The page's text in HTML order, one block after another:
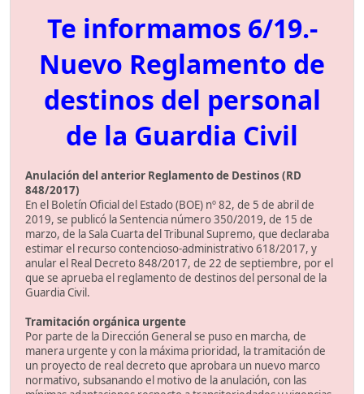
Te informamos 6/19.-
Nuevo Reglamento de
destinos del personal
de la Guardia Civil
Anulación del anterior Reglamento de Destinos (RD
848/2017)
En el Boletín Oficial del Estado (BOE) nº 82, de 5 de abril de
2019, se publicó la Sentencia número 350/2019, de 15 de
marzo, de la Sala Cuarta del Tribunal Supremo, que declaraba
estimar el recurso contencioso-administrativo 618/2017, y
anular el Real Decreto 848/2017, de 22 de septiembre, por el
que se aprueba el reglamento de destinos del personal de la
Guardia Civil.
Tramitación orgánica urgente
Por parte de la Dirección General se puso en marcha, de
manera urgente y con la máxima prioridad, la tramitación de
un proyecto de real decreto que aprobara un nuevo marco
normativo, subsanando el motivo de la anulación, con las